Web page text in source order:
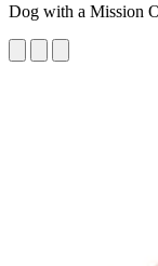
Dog with a Mission